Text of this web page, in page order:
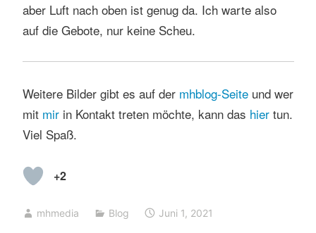
aber Luft nach oben ist genug da. Ich warte also
auf die Gebote, nur keine Scheu.
Weitere Bilder gibt es auf der mhblog-Seite und wer
mit mirin Kontakt treten möchte, kann das hiertun.
Viel Spaß.
+2
mhmedia Blog Juni 1, 2021